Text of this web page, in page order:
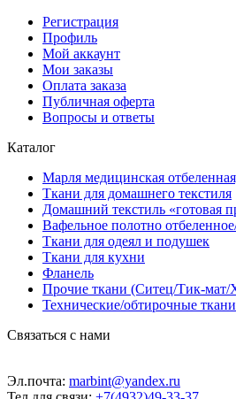
Регистрация
Профиль
Мой аккаунт
Мои заказы
Оплата заказа
Публичная оферта
Вопросы и ответы
Каталог
Марля медицинская
Ткани для домашнего текстиля
Домашний текстиль «готовая
Вафельное полотно
Ткани для одеял и подушек
Ткани для кухни
Фланель
Прочие ткани (Ситец/Тик-
Технические/обтирочные ткани
Связаться с нами
Эл.почта: marbint@yandex.ru